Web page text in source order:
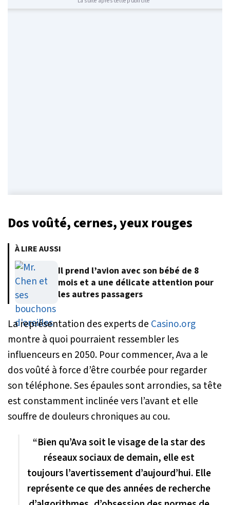
Dos voûté, cernes, yeux rouges
À LIRE AUSSI
Il prend l’avion avec son bébé de 8
mois et a une délicate attention pour
les autres passagers
La représentation des experts de Casino.org
montre à quoi pourraient ressembler les
influenceurs en 2050. Pour commencer, Ava a le
dos voûté à force d’être courbée pour regarder
son téléphone. Ses épaules sont arrondies, sa tête
est constamment inclinée vers l’avant et elle
souffre de douleurs chroniques au cou.
“Bien qu’Ava soit le visage de la star des
réseaux sociaux de demain, elle est
toujours l’avertissement d’aujourd’hui. Elle
représente ce que des années de recherche